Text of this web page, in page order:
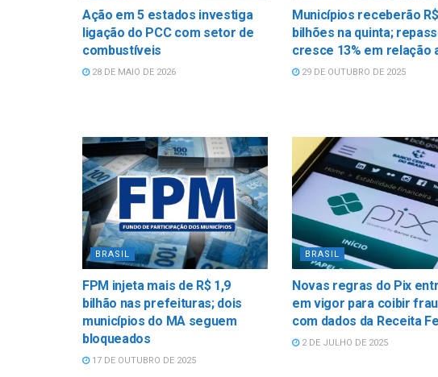
Ação em 5 estados investiga
ligação do PCC com setor de
combustíveis
28 DE MAIO DE 2026
Municípios receberão
bilhões na quinta;
cresce 13% em relação
29 DE OUTUBRO DE 2025
BRASIL
FPM injeta mais de R$ 1,9
bilhão nas prefeituras; dois
municípios do MA seguem
bloqueados
17 DE OUTUBRO DE 2025
BRASIL
Novas regras do Pix
em vigor para coibir
com dados da Receita
2 DE JULHO DE 2025